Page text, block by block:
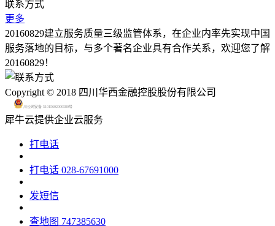
联系方式
更多
20160829建立服务质量三级监管体系，在企业内率先实现中国
服务落地的目标，与多个著名企业具有合作关系，欢迎您了解
20160829！
Copyright © 2018 四川华西金融控股股份有限公司
川公网安备 51015602000580号
犀牛云提供企业云服务
打电话
打电话 028-67691000
发短信
查地图 747385630